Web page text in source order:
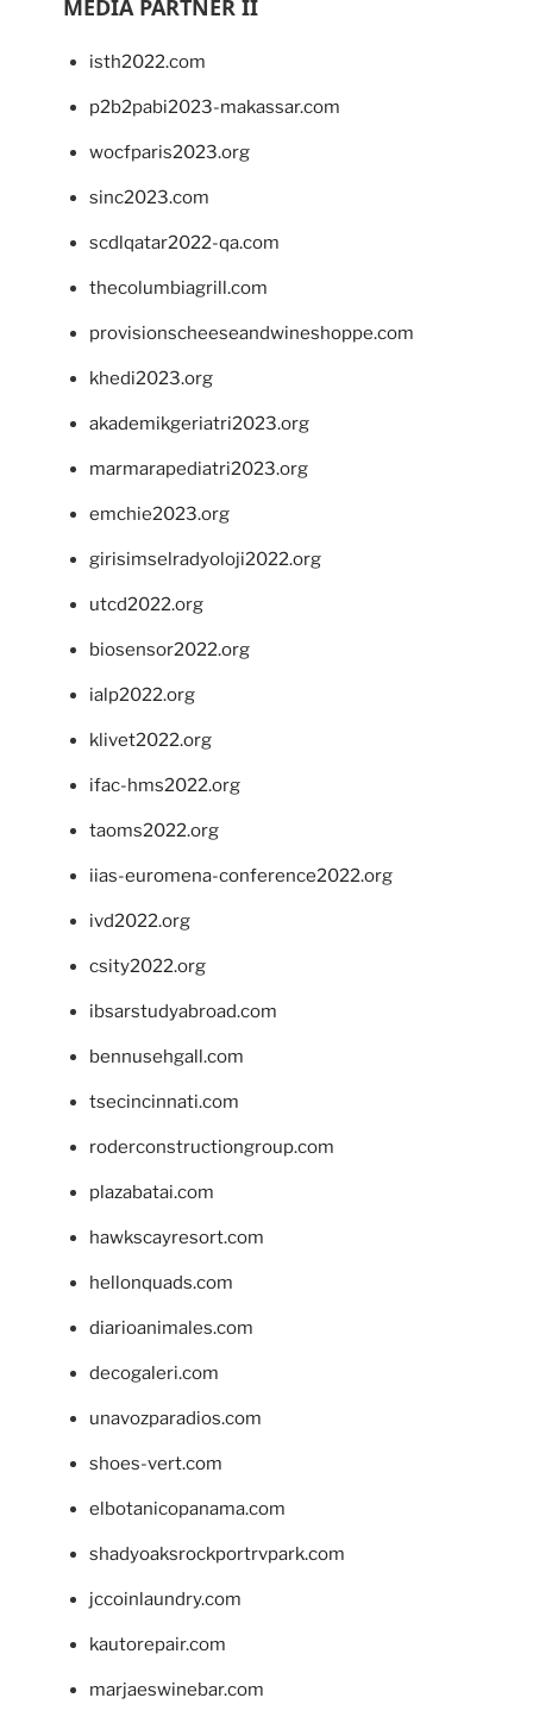
MEDIA PARTNER II
isth2022.com
p2b2pabi2023-makassar.com
wocfparis2023.org
sinc2023.com
scdlqatar2022-qa.com
thecolumbiagrill.com
provisionscheeseandwineshoppe.com
khedi2023.org
akademikgeriatri2023.org
marmarapediatri2023.org
emchie2023.org
girisimselradyoloji2022.org
utcd2022.org
biosensor2022.org
ialp2022.org
klivet2022.org
ifac-hms2022.org
taoms2022.org
iias-euromena-conference2022.org
ivd2022.org
csity2022.org
ibsarstudyabroad.com
bennusehgall.com
tsecincinnati.com
roderconstructiongroup.com
plazabatai.com
hawkscayresort.com
hellonquads.com
diarioanimales.com
decogaleri.com
unavozparadios.com
shoes-vert.com
elbotanicopanama.com
shadyoaksrockportrvpark.com
jccoinlaundry.com
kautorepair.com
marjaeswinebar.com